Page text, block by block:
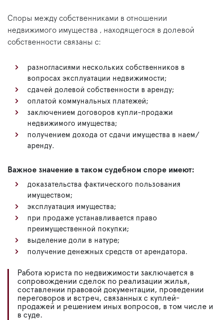
Споры между собственниками в отношении
недвижимого имущества , находящегося в долевой
собственности связаны с:
разногласиями нескольких собственников в
вопросах эксплуатации недвижимости;
сдачей долевой собственности в аренду;
оплатой коммунальных платежей;
заключением договоров купли-продажи
недвижимого имущества;
получением дохода от сдачи имущества в наем/
аренду.
Важное значение в таком судебном споре имеют:
доказательства фактического пользования
имуществом;
эксплуатация имущества;
при продаже устанавливается право
преимущественной покупки;
выделение доли в натуре;
получение денежных средств от арендатора.
Работа юриста по недвижимости заключается в
сопровождении сделок по реализации жилья,
составлении правовой документации, проведении
переговоров и встреч, связанных с куплей-
продажей и решением иных вопросов, в том числе и
в суде.